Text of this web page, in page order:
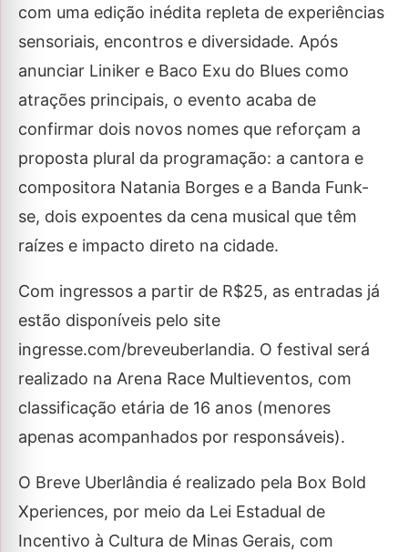
com uma edição inédita repleta de experiências
sensoriais, encontros e diversidade. Após
anunciar Liniker e Baco Exu do Blues como
atrações principais, o evento acaba de
confirmar dois novos nomes que reforçam a
proposta plural da programação: a cantora e
compositora Natania Borges e a Banda Funk-
se, dois expoentes da cena musical que têm
raízes e impacto direto na cidade.
Com ingressos a partir de R$25, as entradas já
estão disponíveis pelo site
ingresse.com/breveuberlandia. O festival será
realizado na Arena Race Multieventos, com
classificação etária de 16 anos (menores
apenas acompanhados por responsáveis).
O Breve Uberlândia é realizado pela Box Bold
Xperiences, por meio da Lei Estadual de
Incentivo à Cultura de Minas Gerais, com